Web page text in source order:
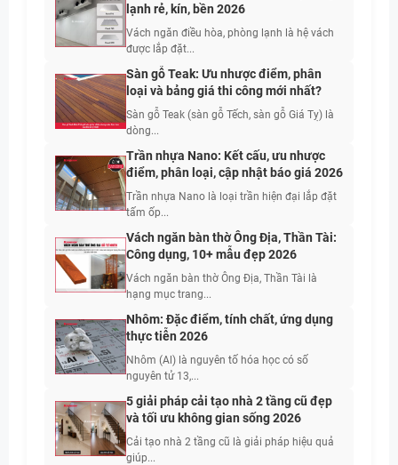
lạnh rẻ, kín, bền 2026
Vách ngăn điều hòa, phòng lạnh là hệ vách
được lắp đặt...
Sàn gỗ Teak: Ưu nhược điểm, phân
loại và bảng giá thi công mới nhất?
Sàn gỗ Teak (sàn gỗ Tếch, sàn gỗ Giá Tỵ) là
dòng...
Trần nhựa Nano: Kết cấu, ưu nhược
điểm, phân loại, cập nhật báo giá 2026
Trần nhựa Nano là loại trần hiện đại lắp đặt
tấm ốp...
Vách ngăn bàn thờ Ông Địa, Thần Tài:
Công dụng, 10+ mẫu đẹp 2026
Vách ngăn bàn thờ Ông Địa, Thần Tài là
hạng mục trang...
Nhôm: Đặc điểm, tính chất, ứng dụng
thực tiễn 2026
Nhôm (Al) là nguyên tố hóa học có số
nguyên tử 13,...
5 giải pháp cải tạo nhà 2 tầng cũ đẹp
và tối ưu không gian sống 2026
Cải tạo nhà 2 tầng cũ là giải pháp hiệu quả
giúp...